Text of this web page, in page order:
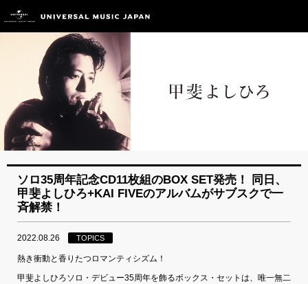
ソロ35周年記念CD11枚組のBOX SET発売！ 同日、
甲斐よしひろ+KAI FIVEのアルバムがサブスクで一
斉解禁！
2022.08.26 TOPICS
熱き衝動と香りたつロマンティシズム！
甲斐よしひろソロ・デビュー35周年を飾るボックス・セットは、唯一無二